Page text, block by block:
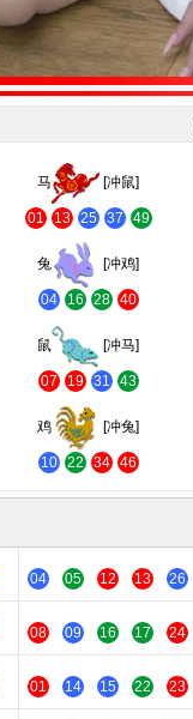
马 [冲鼠]
01 13 25 37 49
兔 [冲鸡]
04 16 28 40
鼠 [冲马]
07 19 31 43
鸡 [冲兔]
10 22 34 46
04 05 12 13 26
08 09 16 17 24
01 14 15 22 23